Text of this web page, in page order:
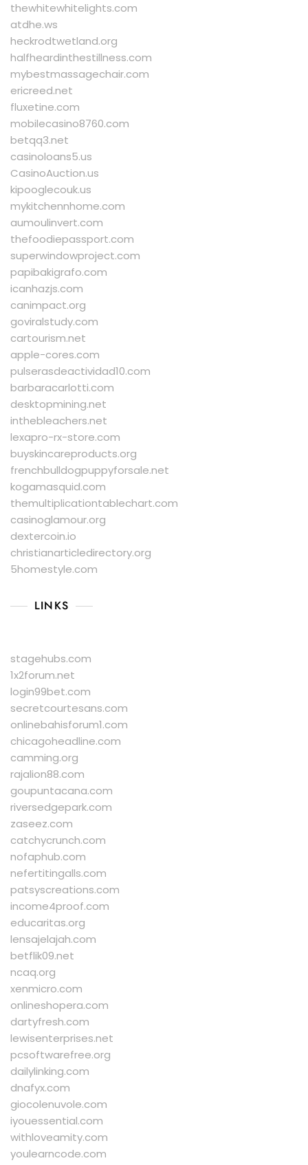
thewhitewhitelights.com
atdhe.ws
heckrodtwetland.org
halfheardinthestillness.com
mybestmassagechair.com
ericreed.net
fluxetine.com
mobilecasino8760.com
betqq3.net
casinoloans5.us
CasinoAuction.us
kipooglecouk.us
mykitchennhome.com
aumoulinvert.com
thefoodiepassport.com
superwindowproject.com
papibakigrafo.com
icanhazjs.com
canimpact.org
goviralstudy.com
cartourism.net
apple-cores.com
pulserasdeactividad10.com
barbaracarlotti.com
desktopmining.net
inthebleachers.net
lexapro-rx-store.com
buyskincareproducts.org
frenchbulldogpuppyforsale.net
kogamasquid.com
themultiplicationtablechart.com
casinoglamour.org
dextercoin.io
christianarticledirectory.org
5homestyle.com
LINKS
stagehubs.com
1x2forum.net
login99bet.com
secretcourtesans.com
onlinebahisforum1.com
chicagoheadline.com
camming.org
rajalion88.com
goupuntacana.com
riversedgepark.com
zaseez.com
catchycrunch.com
nofaphub.com
nefertitingalls.com
patsyscreations.com
income4proof.com
educaritas.org
lensajelajah.com
betflik09.net
ncaq.org
xenmicro.com
onlineshopera.com
dartyfresh.com
lewisenterprises.net
pcsoftwarefree.org
dailylinking.com
dnafyx.com
giocolenuvole.com
iyouessential.com
withloveamity.com
youlearncode.com